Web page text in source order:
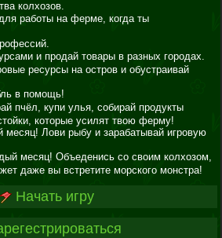
колхозов.
работы на ферме, когда ты
и продай товары в разных городах.
ресурсы на остров и обустраивай
в помощь!
пчёл, купи улья, собирай продукты
которые усилят твою ферму!
Лови рыбу и зарабатывай игровую
месяц! Объеденись со своим колхозом,
даже вы встретите морского монстра!
Начать игру